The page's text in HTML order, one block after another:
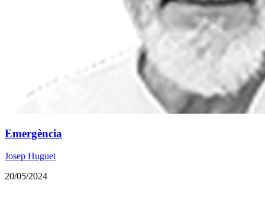
Emergència
Josep Huguet
20/05/2024